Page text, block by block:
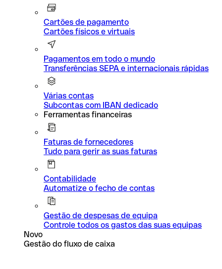
Cartões de pagamento
Cartões físicos e virtuais
Pagamentos em todo o mundo
Transferências SEPA e internacionais rápidas
Várias contas
Subcontas com IBAN dedicado
Ferramentas financeiras
Faturas de fornecedores
Tudo para gerir as suas faturas
Contabilidade
Automatize o fecho de contas
Gestão de despesas de equipa
Controle todos os gastos das suas equipas
Novo
Gestão do fluxo de caixa